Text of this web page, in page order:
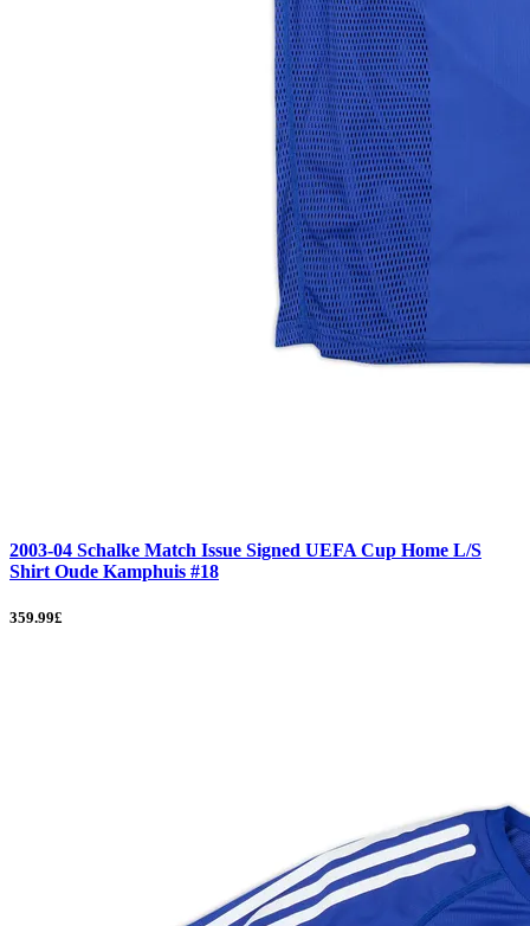
2003-04 Schalke Match Issue Signed UEFA Cup Home L/S
Shirt Oude Kamphuis #18
359.99£